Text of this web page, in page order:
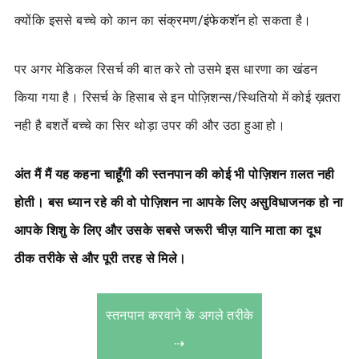
क्योंकि इससे बच्चे को कान कासंक्रमण/इंफेकशॅनहो सकता है।
पर अगर मेडिकल रिसर्च की बात करे तो उसमे इस धारणा का खंडन
किया गया है। रिसर्च के हिसाब से इन पोज़िशन्स/स्थितियो में कोई ख़तरा
नही है बशर्ते बच्चे का सिर थोड़ा उपर की और उठा हुआ हो।
अंत मैं मैं यह कहना चाहूँगी की स्तनपान की कोई भी पोज़िशन ग़लत नही
होती। बस ध्यान रहे की वो पोज़िशन ना आपके लिए असुविधाजनक हो ना
आपके शिशु के लिए और उसके सबसे जरूरी चीज़ यानि माता का दूध
ठीक तरीके से और पूरी तरह से मिले।
स्तनपान करवाने के अगले तरीके
⇢